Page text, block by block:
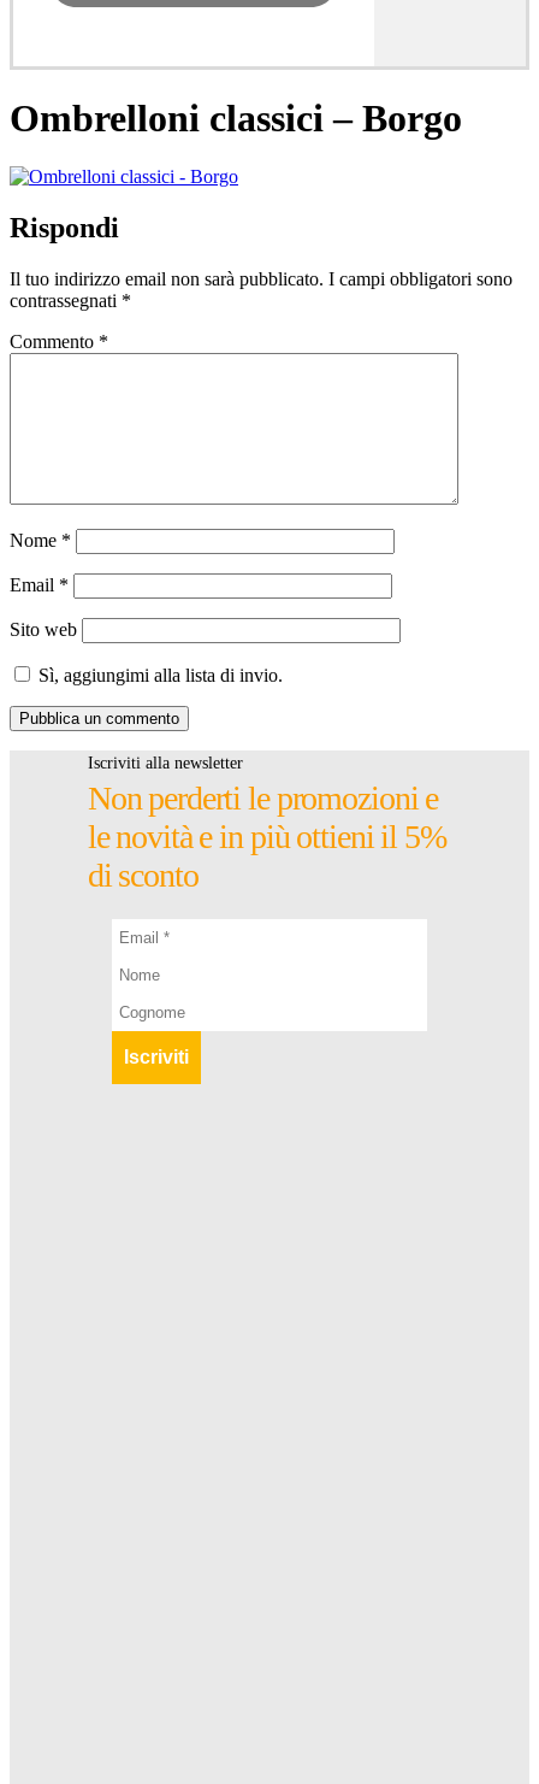
Ombrelloni classici – Borgo
Rispondi
Il tuo indirizzo email non sarà pubblicato. I campi obbligatori sono
contrassegnati *
Commento *
Nome *
Email *
Sito web
Sì, aggiungimi alla lista di invio.
Iscriviti alla newsletter
Non perderti le promozioni e
le novità e in più ottieni il 5%
di sconto